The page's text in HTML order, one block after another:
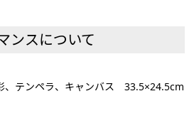
ンスについて
テンペラ、キャンバス 33.5×24.5cm